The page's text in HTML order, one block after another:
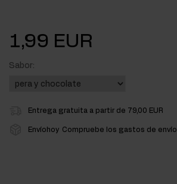
1,99 EUR
Sabor:
Entrega gratuita a partir de 79,00 EUR
Envíohoy Compruebe los gastos de envío